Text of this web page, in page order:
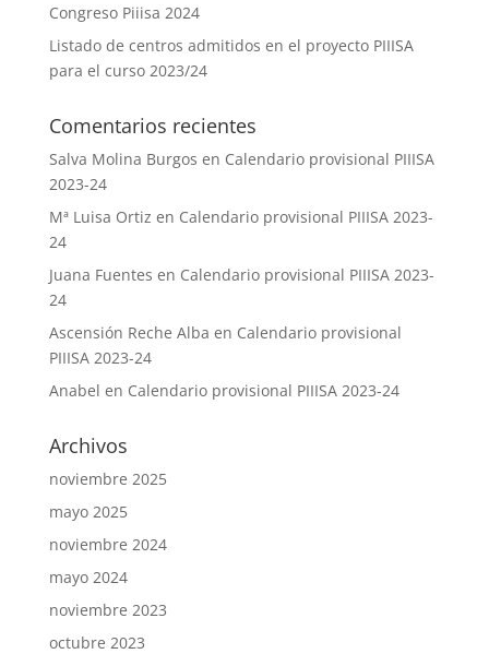
Congreso Piiisa 2024
Listado de centros admitidos en el proyecto PIIISA
para el curso 2023/24
Comentarios recientes
Salva Molina Burgos en Calendario provisional PIIISA
2023-24
Mª Luisa Ortiz en Calendario provisional PIIISA 2023-
24
Juana Fuentes en Calendario provisional PIIISA 2023-
24
Ascensión Reche Alba en Calendario provisional
PIIISA 2023-24
Anabel en Calendario provisional PIIISA 2023-24
Archivos
noviembre 2025
mayo 2025
noviembre 2024
mayo 2024
noviembre 2023
octubre 2023